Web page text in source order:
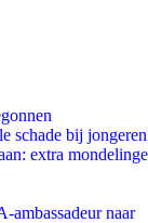
schade bij jongeren
extra mondelinge
naar